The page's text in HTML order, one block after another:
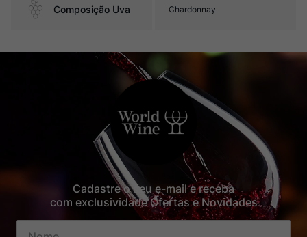
Composição Uva Chardonnay
Cadastre o seu e-mail e receba
com exclusividade Ofertas e Novidades